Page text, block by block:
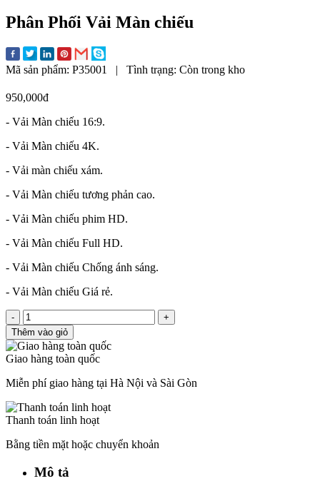
Phân Phối Vải Màn chiếu
Mã sản phẩm: P35001 | Tình trạng: Còn trong kho
950,000đ
- Vải Màn chiếu 16:9.
- Vải Màn chiếu 4K.
- Vải màn chiếu xám.
- Vải Màn chiếu tương phản cao.
- Vải Màn chiếu phim HD.
- Vải Màn chiếu Full HD.
- Vải Màn chiếu Chống ánh sáng.
- Vải Màn chiếu Giá rẻ.
-
+
Thêm vào giỏ
Giao hàng toàn quốc
Miễn phí giao hàng tại Hà Nội và Sài Gòn
Thanh toán linh hoạt
Bằng tiền mặt hoặc chuyển khoản
Mô tả